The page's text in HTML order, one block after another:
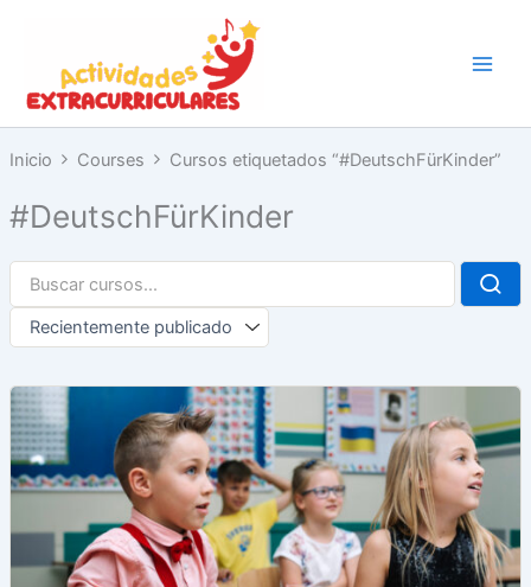
contenido
Inicio Courses Cursos etiquetados “#DeutschFürKinder”
#DeutschFürKinder